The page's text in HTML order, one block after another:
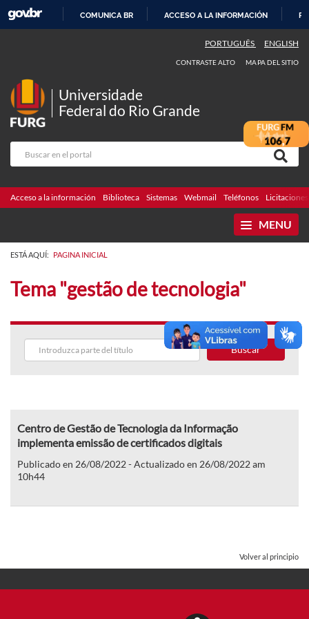
CONTENIDO
COMUNICA BR ACCESO A LA INFORMACIÓN
PORTUGUÊS ENGLISH
CONTRASTE ALTO MAPA DEL SITIO
Universidade
Federal do Rio Grande
Acceso a la información Biblioteca Sistemas Webmail Teléfonos Licitaciones
MENU
ESTÁ AQUÍ: PAGINA INICIAL
Tema "gestão de tecnologia"
Buscar
Centro de Gestão de Tecnologia da Informação
implementa emissão de certificados digitais
Publicado en 26/08/2022 - Actualizado en 26/08/2022 am
10h44
Volver al principio